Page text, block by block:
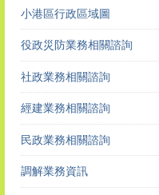
小港區行政區域圖
役政災防業務相關諮詢
社政業務相關諮詢
經建業務相關諮詢
民政業務相關諮詢
調解業務資訊